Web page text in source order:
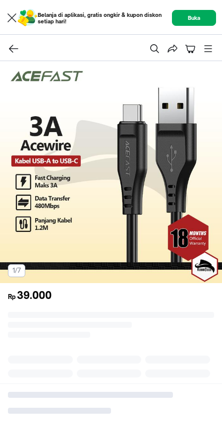
Belanja di aplikasi, gratis ongkir & kupon diskon
setiap hari!
Buka
1/7
Rp 39.000